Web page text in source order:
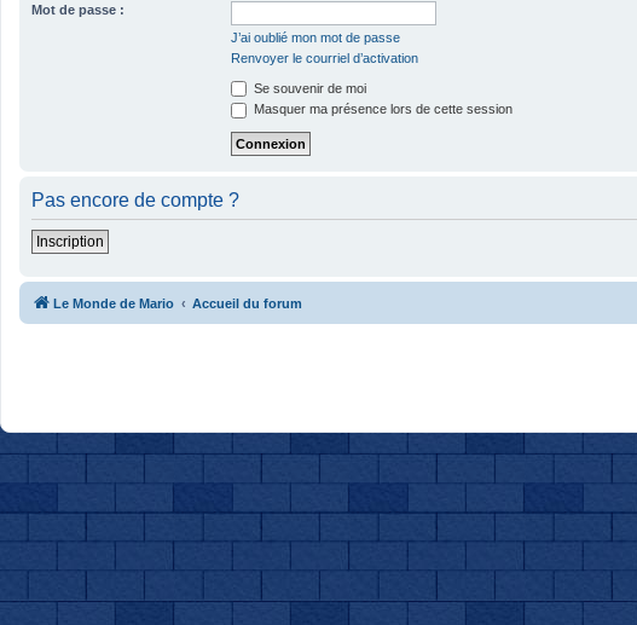
Mot de passe :
J’ai oublié mon mot de passe
Renvoyer le courriel d’activation
Se souvenir de moi
Masquer ma présence lors de cette session
Pas encore de compte ?
Inscription
Le Monde de Mario Accueil du forum